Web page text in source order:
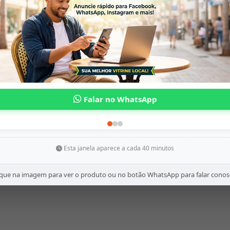
Esta janela aparece a cada 40 minutos
na imagem para ver o produto ou no botão WhatsApp para falar